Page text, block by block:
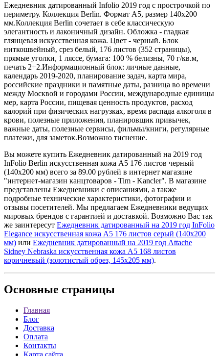
Ежедневник датированный Infolio 2019 год с прострочкой по
периметру. Коллекция Berlin. Формат А5, размер 140x200
мм.Коллекция Berlin сочетает в себе классическую
элегантность и лаконичный дизайн. Обложка - гладкая
глянцевая искусственная кожа. Цвет - черный. Блок
ниткошвейный, срез белый, 176 листов (352 страницы),
прямые уголки, 1 ляссе, бумага: 100 % белизны, 70 г/кв.м,
печать 2+2.Информационный блок: личные данные,
календарь 2019-2020, планирование задач, карта мира,
российские праздники и памятные даты, разница во времени
между Москвой и городами России, международные единицы
мер, карта России, пищевая ценность продуктов, расход
калорий при физических нагрузках, время распада алкоголя в
крови, полезные приложения, планировщик привычек,
важные даты, полезные сервисы, фильмы/книги, регулярные
платежи, для заметок.Возможно тиснение.
Вы можете купить Ежедневник датированный на 2019 год
InFolio Berlin искусственная кожа А5 176 листов черный
(140х200 мм) всего за 89.00 рублей в интернет магазине
"интернет-магазин канцтоваров - Tim - Kancler". В магазине
представлены Ежедневники с описаниями, а также
подробные технические характеристики, фотографии и
отзывы посетителей. Мы предлагаем Ежедневники ведущих
мировых брендов с гарантией и доставкой. Возможно Вас так
же заинтересут Ежедневник датированный на 2019 год InFolio
Elegance искусственная кожа А5 176 листов серый (140х200
мм) или Ежедневник датированный на 2019 год Attache
Sidney Nebraska искусственная кожа А5 168 листов
коричневый (золотистый обрез, 145x205 мм).
Основные страницы
Главная
Блог
Доставка
Оплата
Контакты